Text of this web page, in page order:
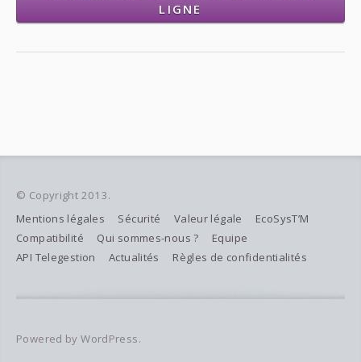
LIGNE
© Copyright 2013.
Mentions légales
Sécurité Valeur légale
EcoSysT’M
Compatibilité
Qui sommes-nous ?
Equipe
API Telegestion
Actualités Règles de confidentialités
Powered by WordPress.